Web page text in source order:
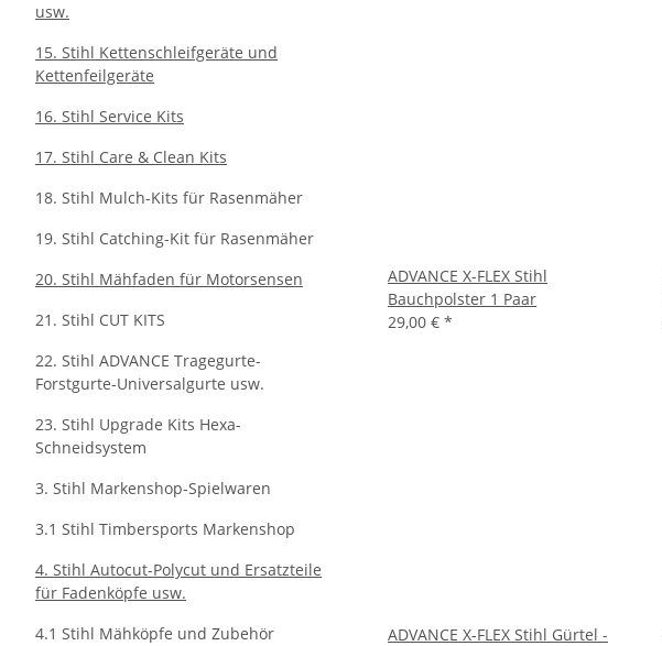
ADVANCE X-FLEX Stihl
Bauchpolster 1 Paar
29,00 € *
ADVANCE X-FLEX Stihl Gürtel -
usw.
15. Stihl Kettenschleifgeräte und
Kettenfeilgeräte
16. Stihl Service Kits
17. Stihl Care & Clean Kits
18. Stihl Mulch-Kits für Rasenmäher
19. Stihl Catching-Kit für Rasenmäher
20. Stihl Mähfaden für Motorsensen
21. Stihl CUT KITS
22. Stihl ADVANCE Tragegurte-
Forstgurte-Universalgurte usw.
23. Stihl Upgrade Kits Hexa-
Schneidsystem
3. Stihl Markenshop-Spielwaren
3.1 Stihl Timbersports Markenshop
4. Stihl Autocut-Polycut und Ersatzteile
für Fadenköpfe usw.
4.1 Stihl Mähköpfe und Zubehör